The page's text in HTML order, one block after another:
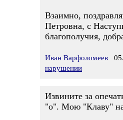
Взаимно,
Петровна, с
благополучия,
Иван Варфоломеев
нарушении
Извините за
"о". Мою "Клаву"